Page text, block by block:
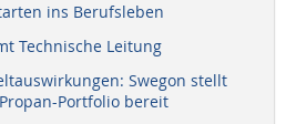
ins Berufsleben
Technische Leitung
Swegon stellt
Portfolio bereit